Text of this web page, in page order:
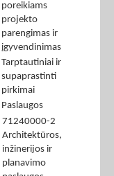
poreikiams
projekto
parengimas ir
įgyvendinimas
Tarptautiniai ir
supaprastinti
pirkimai
Paslaugos
71240000-2
Architektūros,
inžinerijos ir
planavimo